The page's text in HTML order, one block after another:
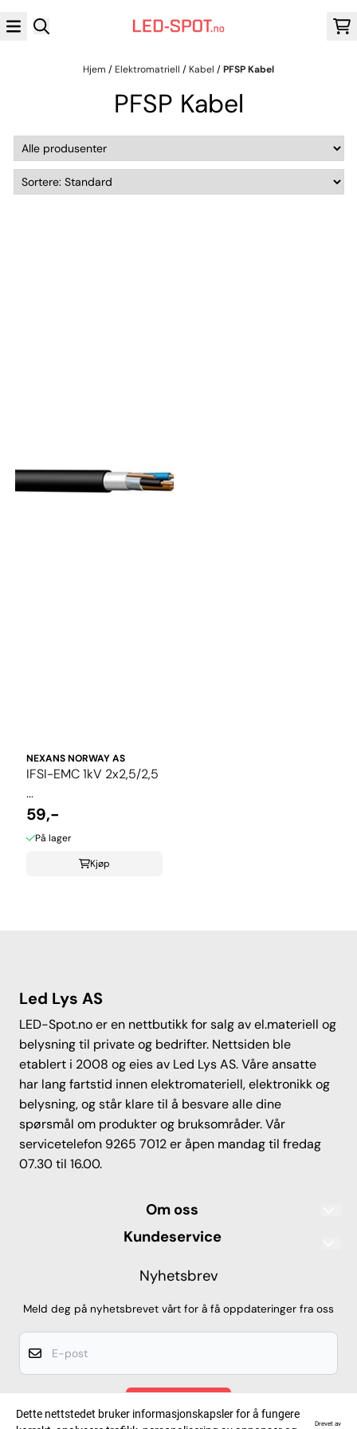
Hopp til innhold
Hjem / Elektromatriell / Kabel /PFSP Kabel
PFSP Kabel
NEXANS NORWAY AS
IFSI-EMC 1kV 2x2,5/2,5
...
59,-
På lager
Kjøp
Led Lys AS
LED-Spot.no er en nettbutikk for salg av el.materiell og
belysning til private og bedrifter. Nettsiden ble
etablert i 2008 og eies av Led Lys AS. Våre ansatte
har lang fartstid innen elektromateriell, elektronikk og
belysning, og står klare til å besvare alle dine
spørsmål om produkter og bruksområder. Vår
servicetelefon 9265 7012 er åpen mandag til fredag
07.30 til 16.00.
Om oss
Led Lys AS
7012 Trondheim
Org. nr. 912068978
Kundeservice
Frakt og levering
Personvern
Nyhetsbrev
Meld deg på nyhetsbrevet vårt for å få oppdateringer fra oss
Dette nettstedet bruker informasjonskapsler for å fungere
Drevet av